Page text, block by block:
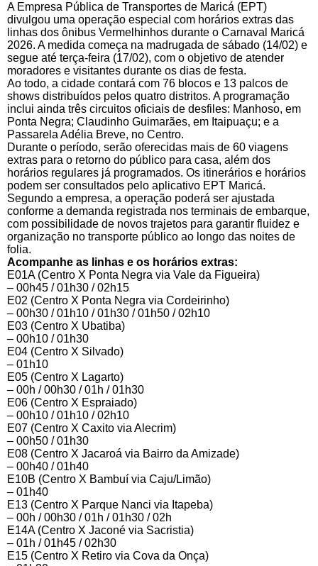
A Empresa Pública de Transportes de Maricá (EPT)
divulgou uma operação especial com horários extras das
linhas dos ônibus Vermelhinhos durante o Carnaval Maricá
2026. A medida começa na madrugada de sábado (14/02) e
segue até terça-feira (17/02), com o objetivo de atender
moradores e visitantes durante os dias de festa.
Ao todo, a cidade contará com 76 blocos e 13 palcos de
shows distribuídos pelos quatro distritos. A programação
inclui ainda três circuitos oficiais de desfiles: Manhoso, em
Ponta Negra; Claudinho Guimarães, em Itaipuaçu; e a
Passarela Adélia Breve, no Centro.
Durante o período, serão oferecidas mais de 60 viagens
extras para o retorno do público para casa, além dos
horários regulares já programados. Os itinerários e horários
podem ser consultados pelo aplicativo EPT Maricá.
Segundo a empresa, a operação poderá ser ajustada
conforme a demanda registrada nos terminais de embarque,
com possibilidade de novos trajetos para garantir fluidez e
organização no transporte público ao longo das noites de
folia.
Acompanhe as linhas e os horários extras:
E01A (Centro X Ponta Negra via Vale da Figueira)
– 00h45 / 01h30 / 02h15
E02 (Centro X Ponta Negra via Cordeirinho)
– 00h30 / 01h10 / 01h30 / 01h50 / 02h10
E03 (Centro X Ubatiba)
– 00h10 / 01h30
E04 (Centro X Silvado)
– 01h10
E05 (Centro X Lagarto)
– 00h / 00h30 / 01h / 01h30
E06 (Centro X Espraiado)
– 00h10 / 01h10 / 02h10
E07 (Centro X Caxito via Alecrim)
– 00h50 / 01h30
E08 (Centro X Jacaroá via Bairro da Amizade)
– 00h40 / 01h40
E10B (Centro X Bambuí via Caju/Limão)
– 01h40
E13 (Centro X Parque Nanci via Itapeba)
– 00h / 00h30 / 01h / 01h30 / 02h
E14A (Centro X Jaconé via Sacristia)
– 01h / 01h45 / 02h30
E15 (Centro X Retiro via Cova da Onça)